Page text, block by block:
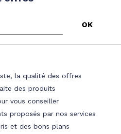
la qualité des offres
des produits
vous conseiller
proposés par nos services
et des bons plans